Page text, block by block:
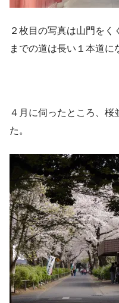
２枚目の写真は山門を
までの道は長い１本道に
４月に伺ったところ、桜
た。